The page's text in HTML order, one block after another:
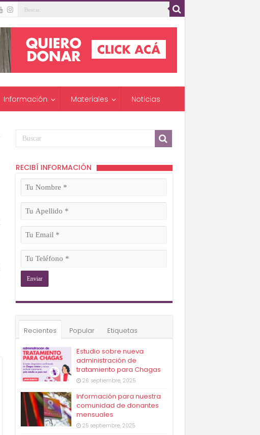
Información Materiales Noticias
RECIBÍ INFORMACIÓN
Tu
(Obligatorio)
Tu
Apellido
(Obligatorio)
Tu
(Obligatorio)
Tu
(Obligatorio)
Recientes Popular Etiquetas
Estudio sobre nueva
administración de
tratamiento para Chagas
26 septiembre, 2025
Información para nuestra
comunidad de donantes
mensuales
25 septiembre, 2025